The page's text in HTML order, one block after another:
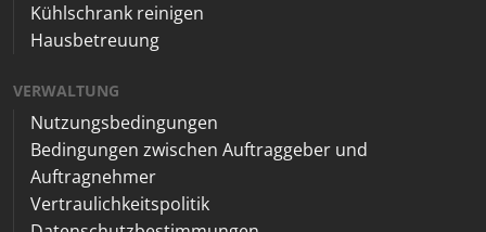
Kühlschrank reinigen
Hausbetreuung
VERWALTUNG
Nutzungsbedingungen
Bedingungen zwischen Auftraggeber und
Auftragnehmer
Vertraulichkeitspolitik